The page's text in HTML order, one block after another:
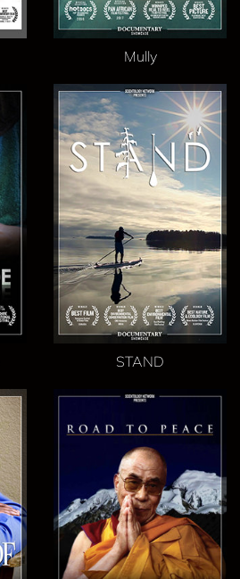
Mully
STAND